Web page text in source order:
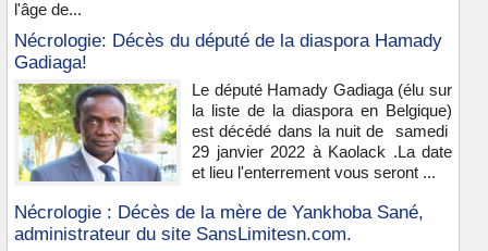
l'âge de...
Nécrologie: Décès du député de la diaspora Hamady
Gadiaga!
Le député Hamady Gadiaga (élu sur
la liste de la diaspora en Belgique)
est décédé dans la nuit de samedi
29 janvier 2022 à Kaolack .La date
et lieu l'enterrement vous seront ...
Nécrologie : Décès de la mère de Yankhoba Sané,
administrateur du site SansLimitesn.com.